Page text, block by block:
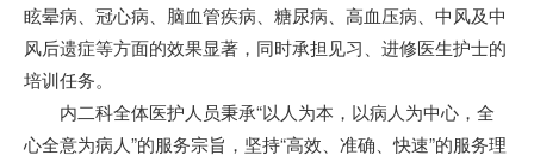
眩晕病、冠心病、脑血管疾病、糖尿病、高血压病、中风及中
风后遗症等方面的效果显著，同时承担见习、进修医生护士的
培训任务。
内二科全体医护人员秉承“以人为本，以病人为中心，全
心全意为病人”的服务宗旨，坚持“高效、准确、快速”的服务理